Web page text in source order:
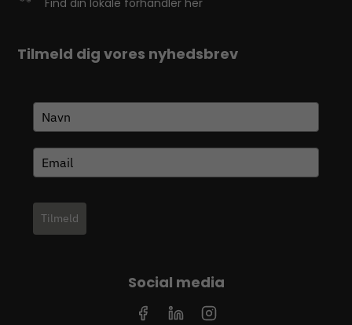
Tilmeld dig vores nyhedsbrev
Tilmeld
Social media